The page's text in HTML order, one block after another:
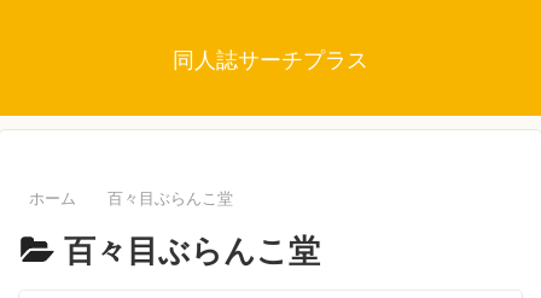
同人誌サーチプラス
ホーム 百々目ぶらんこ堂
百々目ぶらんこ堂